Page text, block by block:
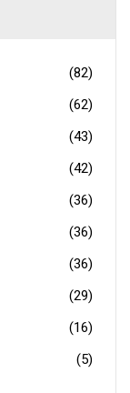
(82)
(62)
(43)
(42)
(36)
(36)
(36)
(29)
(16)
(5)